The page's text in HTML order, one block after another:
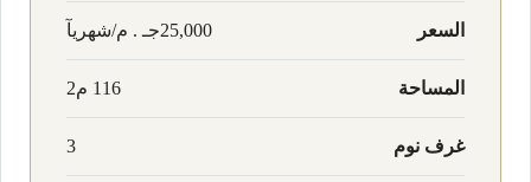
السعر 25,000جـ . م/شهريآ
المساحة 116 م2
غرف نوم 3